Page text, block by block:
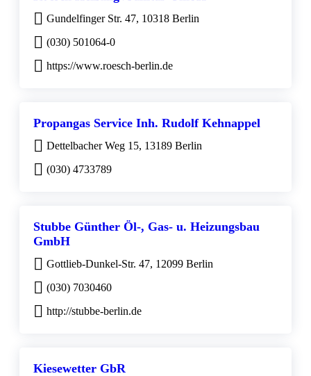
Gundelfinger Str. 47, 10318 Berlin
(030) 501064-0
https://www.roesch-berlin.de
Propangas Service Inh. Rudolf Kehnappel
Dettelbacher Weg 15, 13189 Berlin
(030) 4733789
Stubbe Günther Öl-, Gas- u. Heizungsbau
GmbH
Gottlieb-Dunkel-Str. 47, 12099 Berlin
(030) 7030460
http://stubbe-berlin.de
Kiesewetter GbR